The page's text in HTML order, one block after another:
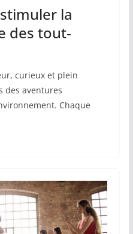
la
des tout‐
curieux et plein
des aventures
Chaque